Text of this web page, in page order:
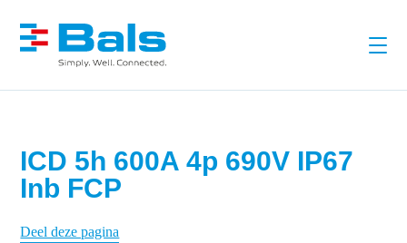
ICD 5h 600A 4p 690V IP67
Inb FCP
Deel deze pagina